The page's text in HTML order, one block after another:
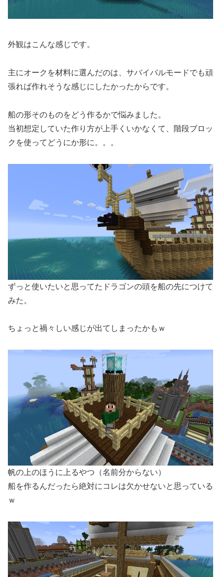
外観はこんな感じです。
主にオークを材料に選んだのは、サバイバルモードでも頑
張れば作れそうな感じにしたかったからです。
船の形そのものをどう作るかで悩みました。
当初想定していた作り方が上手くいかなくて、階段ブロッ
クを使ってどうにか形に。。。
ずっと使いたいと思ってたドラゴンの頭を船の先につけて
みた。
ちょっと禍々しい感じが出てしまったかもｗ
帆の上のほうに上るやつ（名前分からない）
船を作るんだったら絶対にコレは欠かせないと思っている
ｗ